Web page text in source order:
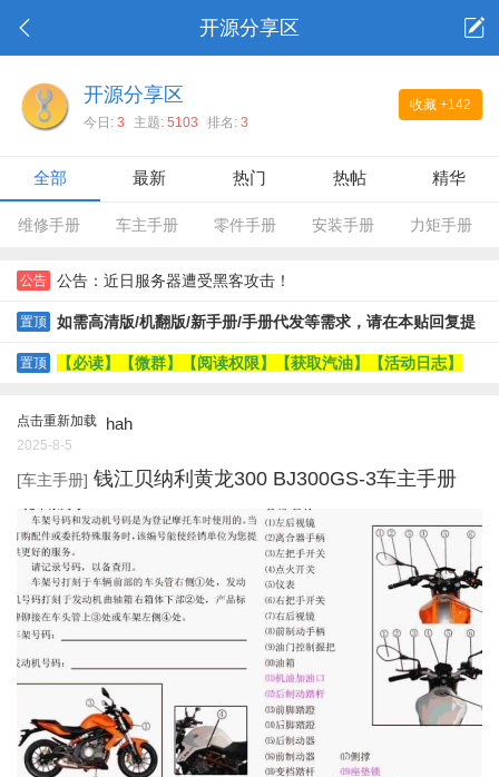
开源分享区
收藏 +142
开源分享区
今日: 3 主题: 5103 排名: 3
全部 最新 热门 热帖 精华
维修手册 车主手册 零件手册 安装手册 力矩手册
公告 公告：近日服务器遭受黑客攻击！
置顶 如需高清版/机翻版/新手册/手册代发等需求，请在本贴回复提
交
置顶 【必读】【微群】【阅读权限】【获取汽油】【活动日志】
点击重新加载 hah
2025-8-5
[车主手册] 钱江贝纳利黄龙300 BJ300GS-3车主手册